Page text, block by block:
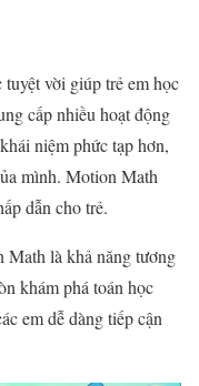
vời giúp trẻ em học
cấp nhiều hoạt động
niệm phức tạp hơn,
mình. Motion Math
dẫn cho trẻ.
là khả năng tương
khám phá toán học
em dễ dàng tiếp cận